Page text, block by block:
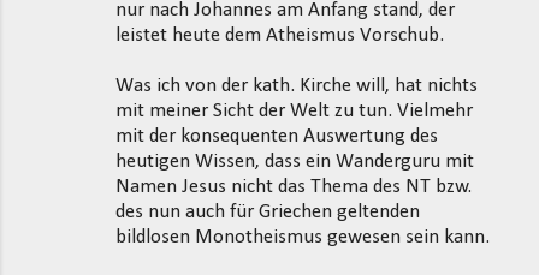
nur nach Johannes am Anfang stand, der
leistet heute dem Atheismus Vorschub.
Was ich von der kath. Kirche will, hat nichts
mit meiner Sicht der Welt zu tun. Vielmehr
mit der konsequenten Auswertung des
heutigen Wissen, dass ein Wanderguru mit
Namen Jesus nicht das Thema des NT bzw.
des nun auch für Griechen geltenden
bildlosen Monotheismus gewesen sein kann.